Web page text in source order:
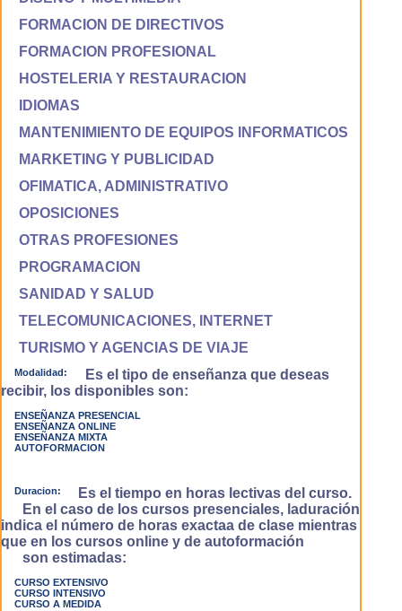
FORMACION DE DIRECTIVOS
FORMACION PROFESIONAL
HOSTELERIA Y RESTAURACION
IDIOMAS
MANTENIMIENTO DE EQUIPOS INFORMATICOS
MARKETING Y PUBLICIDAD
OFIMATICA, ADMINISTRATIVO
OPOSICIONES
OTRAS PROFESIONES
PROGRAMACION
SANIDAD Y SALUD
TELECOMUNICACIONES, INTERNET
TURISMO Y AGENCIAS DE VIAJE
Modalidad:
Es el tipo de enseñanza que deseas
recibir, los disponibles son:
ENSEÑANZA PRESENCIAL
ENSEÑANZA ONLINE
ENSEÑANZA MIXTA
AUTOFORMACION
Duracion:
Es el tiempo en horas lectivas del curso.
En el caso de los cursos presenciales, laduración
indica el número de horas exactaa de clase mientras
que en los cursos online y de autoformación
son estimadas:
CURSO EXTENSIVO
CURSO INTENSIVO
CURSO A MEDIDA